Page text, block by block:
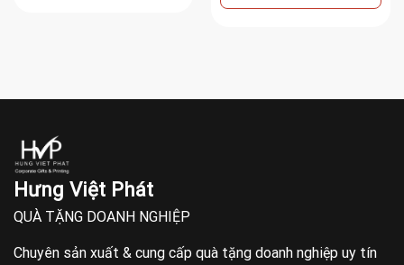
Hưng Việt Phát
QUÀ TẶNG DOANH NGHIỆP
Chuyên sản xuất & cung cấp quà tặng doanh nghiệp uy tín